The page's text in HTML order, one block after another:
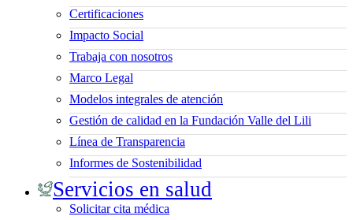
Certificaciones
Impacto Social
Trabaja con nosotros
Marco Legal
Modelos integrales de atención
Gestión de calidad en la Fundación Valle del Lili
Línea de Transparencia
Informes de Sostenibilidad
Servicios en salud
Solicitar cita médica